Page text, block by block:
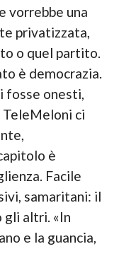
vorrebbe una
privatizzata,
o quel partito.
è democrazia.
fosse onesti,
TeleMeloni ci
è
Facile
samaritani: il
gli altri. «In
e la guancia,